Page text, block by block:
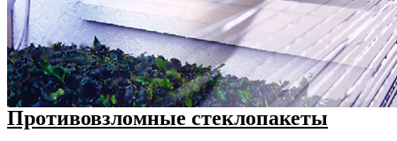
Противовзломные стеклопакеты